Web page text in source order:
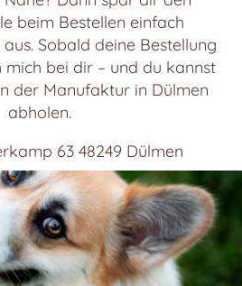
beim Bestellen einfach
aus. Sobald deine Bestellung
mich bei dir – und du kannst
der Manufaktur in Dülmen
abholen.
63 48249 Dülmen